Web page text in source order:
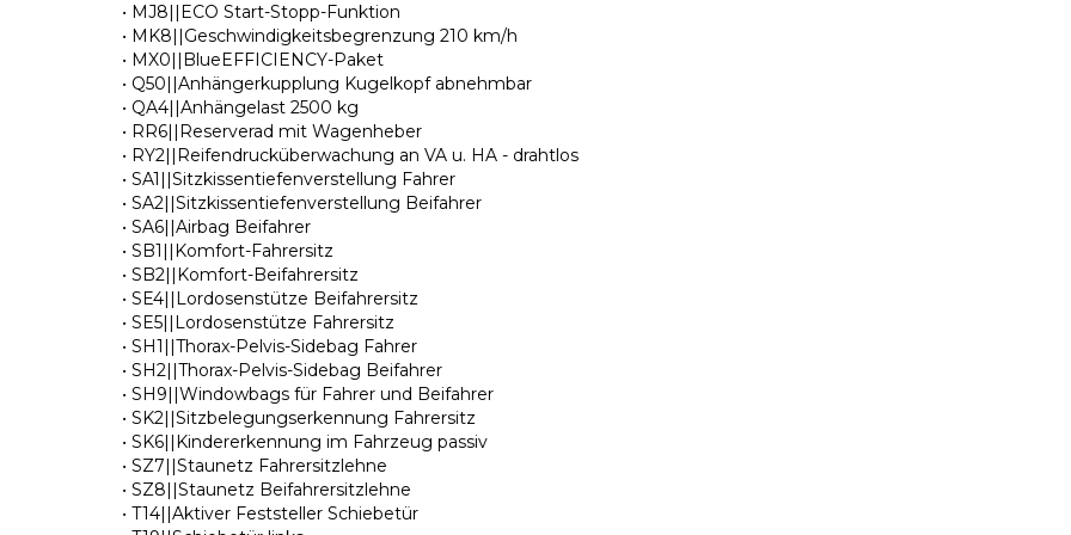
• MJ8||ECO Start-Stopp-Funktion
• MK8||Geschwindigkeitsbegrenzung 210 km/h
• MX0||BlueEFFICIENCY-Paket
• Q50||Anhängerkupplung Kugelkopf abnehmbar
• QA4||Anhängelast 2500 kg
• RR6||Reserverad mit Wagenheber
• RY2||Reifendrucküberwachung an VA u. HA - drahtlos
• SA1||Sitzkissentiefenverstellung Fahrer
• SA2||Sitzkissentiefenverstellung Beifahrer
• SA6||Airbag Beifahrer
• SB1||Komfort-Fahrersitz
• SB2||Komfort-Beifahrersitz
• SE4||Lordosenstütze Beifahrersitz
• SE5||Lordosenstütze Fahrersitz
• SH1||Thorax-Pelvis-Sidebag Fahrer
• SH2||Thorax-Pelvis-Sidebag Beifahrer
• SH9||Windowbags für Fahrer und Beifahrer
• SK2||Sitzbelegungserkennung Fahrersitz
• SK6||Kindererkennung im Fahrzeug passiv
• SZ7||Staunetz Fahrersitzlehne
• SZ8||Staunetz Beifahrersitzlehne
• T14||Aktiver Feststeller Schiebetür